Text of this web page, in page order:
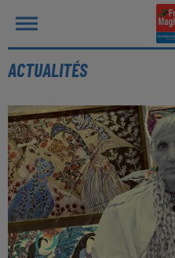
ACTUALITÉS